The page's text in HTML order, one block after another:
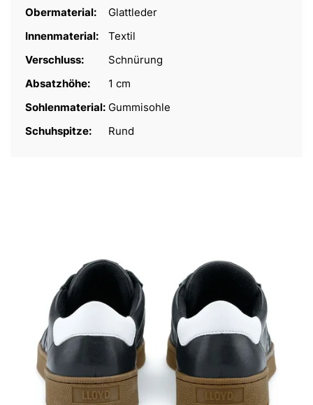
Obermaterial:
Glattleder
Innenmaterial:
Textil
Verschluss:
Schnürung
Absatzhöhe:
1 cm
Sohlenmaterial: Gummisohle
Schuhspitze:
Rund